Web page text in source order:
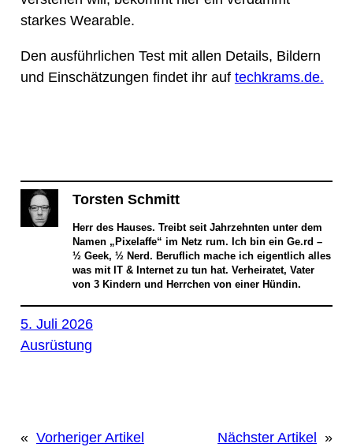
starkes Wearable.
Den ausführlichen Test mit allen Details, Bildern
und Einschätzungen findet ihr auf techkrams.de.
Torsten Schmitt
Herr des Hauses. Treibt seit Jahrzehnten unter dem
Namen „Pixelaffe“ im Netz rum. Ich bin ein Ge.rd –
½ Geek, ½ Nerd. Beruflich mache ich eigentlich alles
was mit IT & Internet zu tun hat. Verheiratet, Vater
von 3 Kindern und Herrchen von einer Hündin.
5. Juli 2026
Ausrüstung
« Vorheriger Artikel Nächster Artikel »